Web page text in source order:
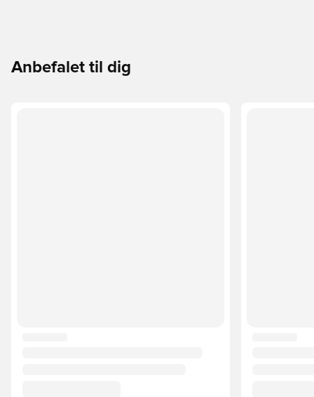
Anbefalet til dig